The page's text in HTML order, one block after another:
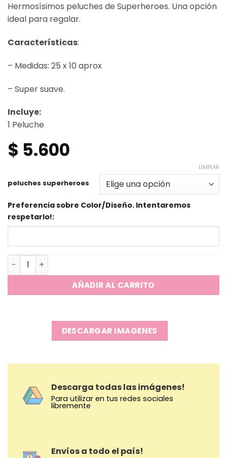
Hermosísimos peluches de Superheroes. Una opción
ideal para regalar.
Características:
– Medidas: 25 x 10 aprox
– Super suave.
Incluye:
1 Peluche
$ 5.600
peluches superheroes
LIMPIAR
Preferencia sobre Color/Diseño. Intentaremos
respetarlo!:
Peluches Superheroes cantidad
AÑADIR AL CARRITO
DESCARGAR IMAGENES
Descarga todas las imágenes!
Para utilizar en tus redes sociales
libremente
Envíos a todo el país!